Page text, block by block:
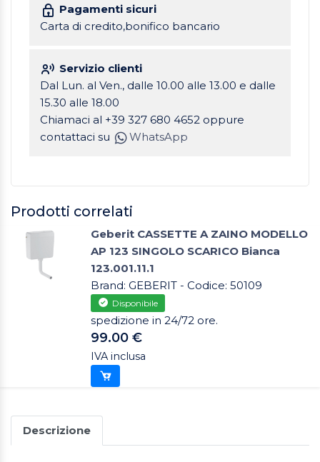
Pagamenti sicuri
Carta di credito,bonifico bancario
Servizio clienti
Dal Lun. al Ven., dalle 10.00 alle 13.00 e dalle
15.30 alle 18.00
Chiamaci al +39 327 680 4652 oppure
contattaci su
WhatsApp
Prodotti correlati
Geberit CASSETTE A ZAINO MODELLO
AP 123 SINGOLO SCARICO Bianca
123.001.11.1
Brand: GEBERIT - Codice: 50109
Disponibile
spedizione in 24/72 ore.
99.00 €
IVA inclusa
Descrizione